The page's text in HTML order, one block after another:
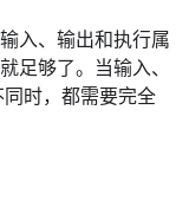
入、输出和执行属
足够了。当输入、
时，都需要完全